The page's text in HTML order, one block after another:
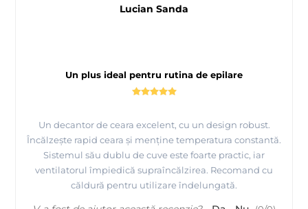
plata, etc, ne puteti contacta telefonic !
producatorii echipamentelor electrice si electronice (EEE) si
trebuie evidentiata separat ca si pozitie pe factura. Taxa ajunge
echipamente electrice si electronice (DEEE).
Un plus ideal pentru rutina de epilare
Un decantor de ceara excelent, cu un design robust.
Încălzește rapid ceara și menține temperatura constantă.
Sistemul său dublu de cuve este foarte practic, iar
ventilatorul împiedică supraîncălzirea. Recomand cu
căldură pentru utilizare îndelungată.
Lucian Sanda